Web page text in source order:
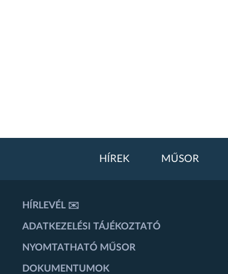
HÍREK MŰSOR
HÍRLEVÉL ✉️
ADATKEZELÉSI TÁJÉKOZTATÓ
NYOMTATHATÓ MŰSOR
DOKUMENTUMOK